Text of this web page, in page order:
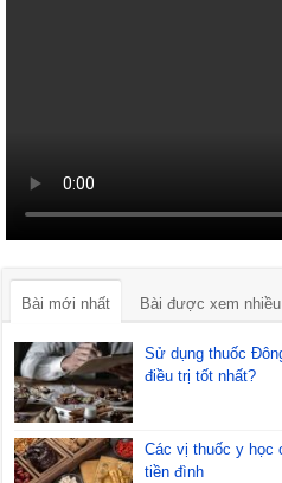
Bài mới nhất Bài được xem nhiều
Sử dụng thuốc
điều trị tốt nhất?
Các vị thuốc y học
tiền đình